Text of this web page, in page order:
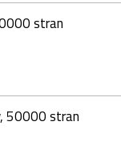
stran
50000 stran